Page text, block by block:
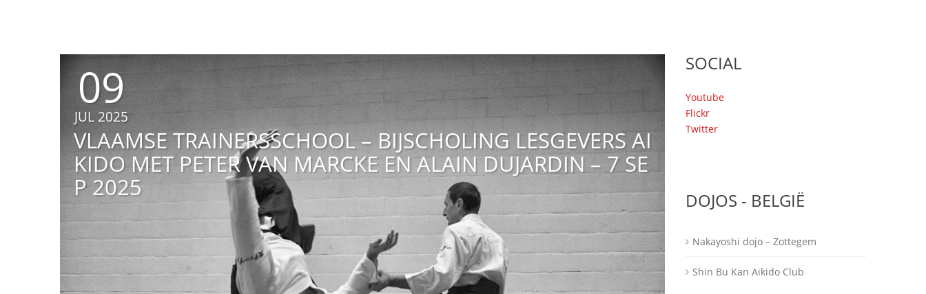
09
JUL 2025
VLAAMSE TRAINERSSCHOOL – BIJSCHOLING LESGEVERS AI
KIDO MET PETER VAN MARCKE EN ALAIN DUJARDIN – 7 SE
P 2025
SOCIAL
Youtube
Flickr
Twitter
DOJOS - BELGIË
Nakayoshi dojo – Zottegem
Shin Bu Kan Aikido Club